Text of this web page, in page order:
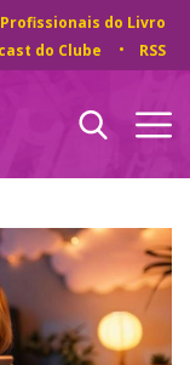
Profissionais do Livro
do Clube RSS